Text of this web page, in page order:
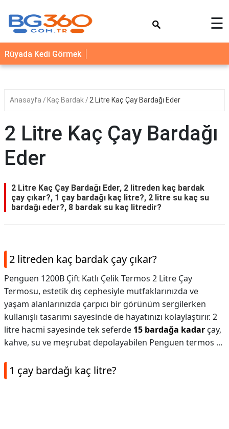
YEMEK
TARİFLERİ
SAĞLIK
İLETİŞİM
☰
Rüyada Kedi Görmek
Anasayfa Kaç Bardak 2 Litre Kaç Çay Bardağı Eder
2 Litre Kaç Çay Bardağı
Eder
2 Litre Kaç Çay Bardağı Eder, 2 litreden kaç bardak
çay çıkar?, 1 çay bardağı kaç litre?, 2 litre su kaç su
bardağı eder?, 8 bardak su kaç litredir?
2 litreden kaç bardak çay çıkar?
Penguen 1200B Çift Katlı Çelik Termos 2 Litre Çay
Termosu, estetik dış cephesiyle mutfaklarınızda ve
yaşam alanlarınızda çarpıcı bir görünüm sergilerken
kullanışlı tasarımı sayesinde de hayatınızı kolaylaştırır. 2
litre hacmi sayesinde tek seferde 15 bardağa kadar çay,
kahve, su ve meşrubat depolayabilen Penguen termos ...
1 çay bardağı kaç litre?